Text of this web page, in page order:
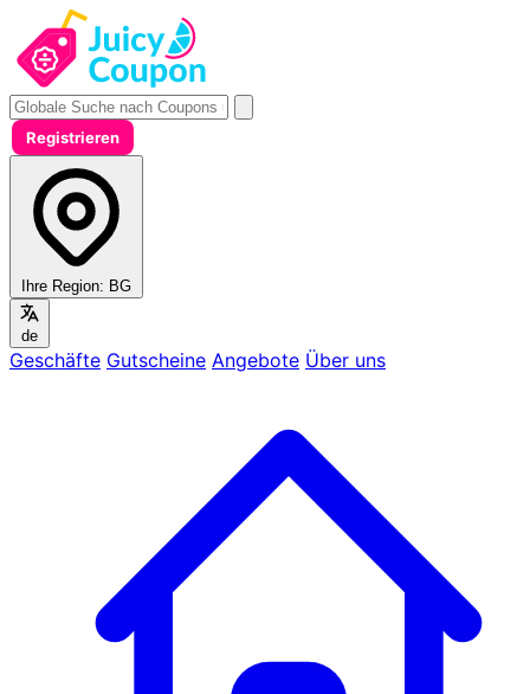
Registrieren
Ihre Region: BG
de
Geschäfte Gutscheine Angebote Über uns